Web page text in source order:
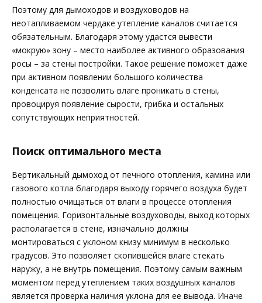
Поэтому для дымоходов и воздуховодов на
неотапливаемом чердаке утепление каналов считается
обязательным. Благодаря этому удастся вывести
«мокрую» зону – место наиболее активного образования
росы – за стены постройки. Такое решение поможет даже
при активном появлении большого количества
конденсата не позволить влаге проникать в стены,
провоцируя появление сырости, грибка и остальных
сопутствующих неприятностей.
Поиск оптимального места
Вертикальный дымоход от печного отопления, камина или
газового котла благодаря выходу горячего воздуха будет
полностью очищаться от влаги в процессе отопления
помещения. Горизонтальные воздуховоды, выход которых
располагается в стене, изначально должны
монтироваться с уклоном книзу минимум в несколько
градусов. Это позволяет скопившейся влаге стекать
наружу, а не внутрь помещения. Поэтому самым важным
моментом перед утеплением таких воздушных каналов
является проверка наличия уклона для ее вывода. Иначе